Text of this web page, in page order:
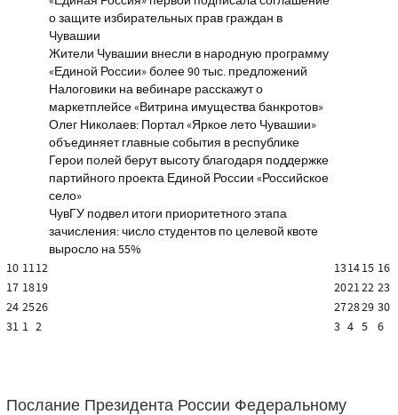
о защите избирательных прав граждан в
Чувашии
Жители Чувашии внесли в народную программу
«Единой России» более 90 тыс. предложений
Налоговики на вебинаре расскажут о
маркетплейсе «Витрина имущества банкротов»
Олег Николаев: Портал «Яркое лето Чувашии»
объединяет главные события в республике
Герои полей берут высоту благодаря поддержке
партийного проекта Единой России «Российское
село»
ЧувГУ подвел итоги приоритетного этапа
зачисления: число студентов по целевой квоте
выросло на 55%
10 1112 131415 16
17 1819 202122 23
24 2526 272829 30
31 1 2 3 4 5 6
Послание Президента России Федеральному